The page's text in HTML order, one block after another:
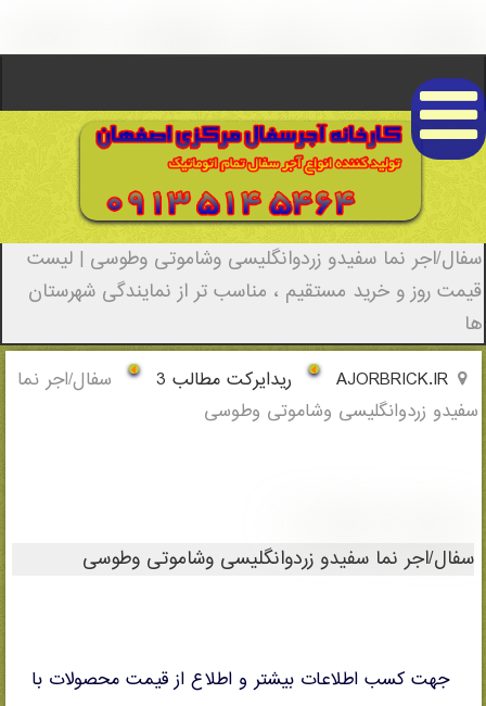
وطوسی - (0137)(New - 2022)
سفال/اجر نما سفیدو زردوانگلیسی وشاموتی وطوسی | لیست
قیمت روز و خرید مستقیم ، مناسب تر از نمایندگی شهرستان
ها
AJORBRICK.IR ریدایرکت مطالب 3
سفال/اجر نما
سفیدو زردوانگلیسی وشاموتی وطوسی
سفال/اجر نما سفیدو زردوانگلیسی وشاموتی وطوسی
جهت کسب اطلاعات بیشتر و اطلاع از قیمت محصولات با